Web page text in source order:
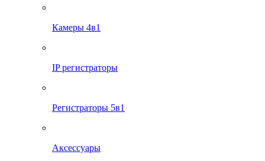
Камеры 4в1
IP регистраторы
Регистраторы 5в1
Аксессуары